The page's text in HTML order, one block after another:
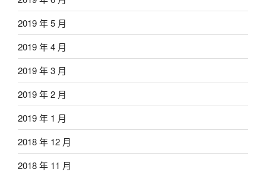
2019 年 5 月
2019 年 4 月
2019 年 3 月
2019 年 2 月
2019 年 1 月
2018 年 12 月
2018 年 11 月